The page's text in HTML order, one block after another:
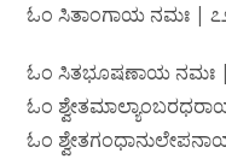
ಓಂ ಸಿತಾಂಗಾಯ ನಮಃ |
ಓಂ ಸಿತಭೂಷಣಾಯ ನಮಃ |
ಓಂ
ಓಂ